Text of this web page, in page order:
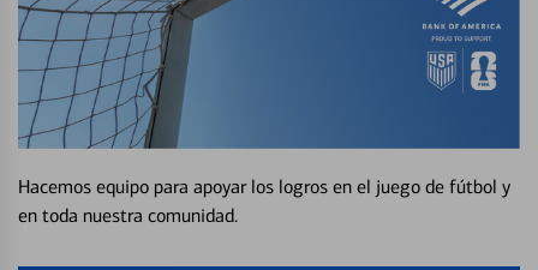
Hacemos equipo para apoyar los logros en el juego de fútbol y
en toda nuestra comunidad.